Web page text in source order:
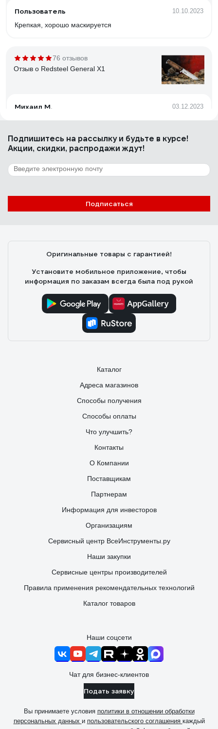
Пользователь 10.10.2023
Крепкая, хорошо маскируется
76 отзывов
Отзыв о Redsteel General X1
Михаил М. 03.12.2023
Самый просто, рабочий нож, который можно камнем
для любых работ, не ржавеет, ещё и фултанг. Фултанг. Не
ржавеет. Стоит 1000р. Износостойкий, вязкий. В отличии
Заминается, а не скалывается.
318 отзывов
Подпишитесь на рассылкуи будьте в курсе!
Акции, скидки, распродажи ждут!
Подписаться
Оригинальные товары с гарантией!
Установите мобильное приложение, чтобы
информация по заказам всегда была под рукой
Каталог
Адреса магазинов
Способы получения
Способы оплаты
Что улучшить?
Контакты
О Компании
Поставщикам
Партнерам
Информация для инвесторов
Организациям
Сервисный центр ВсеИнструменты.ру
Наши закупки
Сервисные центры производителей
Правила применения рекомендательных технологий
Каталог товаров
Наши соцсети
Чат для бизнес-клиентов
Подать заявку
Вы принимаете условия политики в отношении обработки
персональных данных и пользовательского соглашения каждый